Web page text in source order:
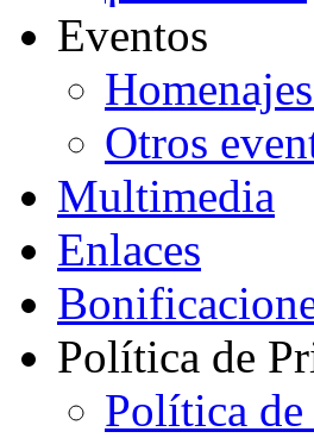
Eventos
Otros
Multimedia
Enlaces
Política de
Política